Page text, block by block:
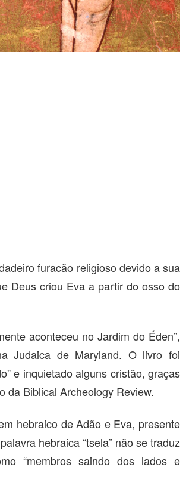
furacão religioso devido a sua
Deus criou Eva a partir do osso do
aconteceu no Jardim do Éden”,
Judaica de Maryland. O livro foi
e inquietado alguns cristão, graças
da Biblical Archeology Review.
hebraico de Adão e Eva, presente
hebraica “tsela” não se traduz
“membros saindo dos lados e